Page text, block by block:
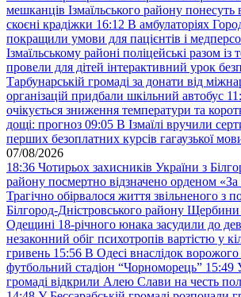
мешканців Ізмаїльського району понесуть
скоєні крадіжки 16:12 В амбулаторіях
покращили умови для пацієнтів і
Ізмаїльському районі поліцейські разом із
провели для дітей інтерактивний урок
Тарбунарській громаді за донати від
організацій придбали шкільний автобус
очікується зниження температури та
дощі: прогноз 09:05 В Ізмаїлі вручили
перших безоплатних курсів гагаузької
07/08/2026
18:36 Чотирьох захисників України з
району посмертно відзначено орденом «За
Трагічно обірвалося життя звільненого з
Білгород-Дністровського району
Одещині 18-річного юнака засудили до
незаконний обіг психотропів вартістю у
гривень 15:56 В Одесі внаслідок
футбольний стадіон “Чорноморець” 15:49
громаді відкрили Алею Слави на честь